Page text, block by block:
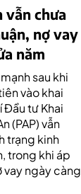
vẫn chưa
nợ vay
năm
sau khi
vào khai
Đầu tư Khai
(PAP) vẫn
trạng kinh
trong khi áp
vay ngày càng